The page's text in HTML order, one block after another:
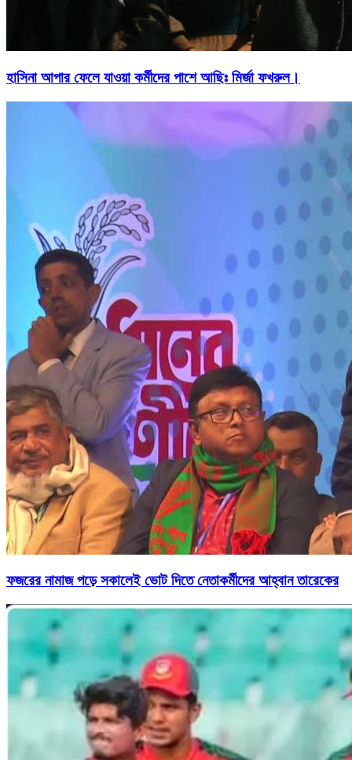
হাসিনা আপার ফেলে যাওয়া কর্মীদের পাশে আছিঃ মির্জা ফখরুল।
ফজরের নামাজ পড়ে সকালেই ভোট দিতে নেতাকর্মীদের আহ্বান তারেকের